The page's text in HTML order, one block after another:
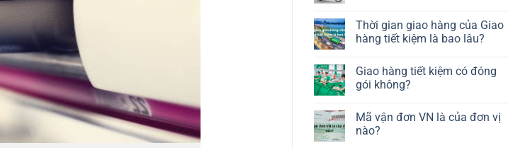
Thời gian giao hàng của Giao
hàng tiết kiệm là bao lâu?
Giao hàng tiết kiệm có đóng
gói không?
Mã vận đơn VN là của đơn vị
nào?